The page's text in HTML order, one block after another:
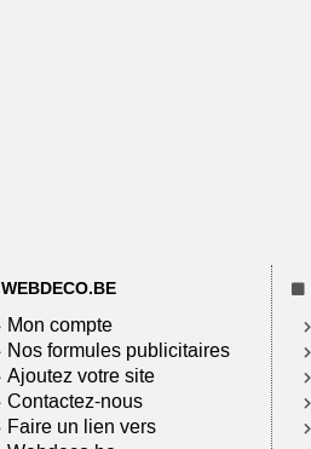
WEBDECO.BE
Mon compte
Nos formules publicitaires
Ajoutez votre site
Contactez-nous
Faire un lien vers